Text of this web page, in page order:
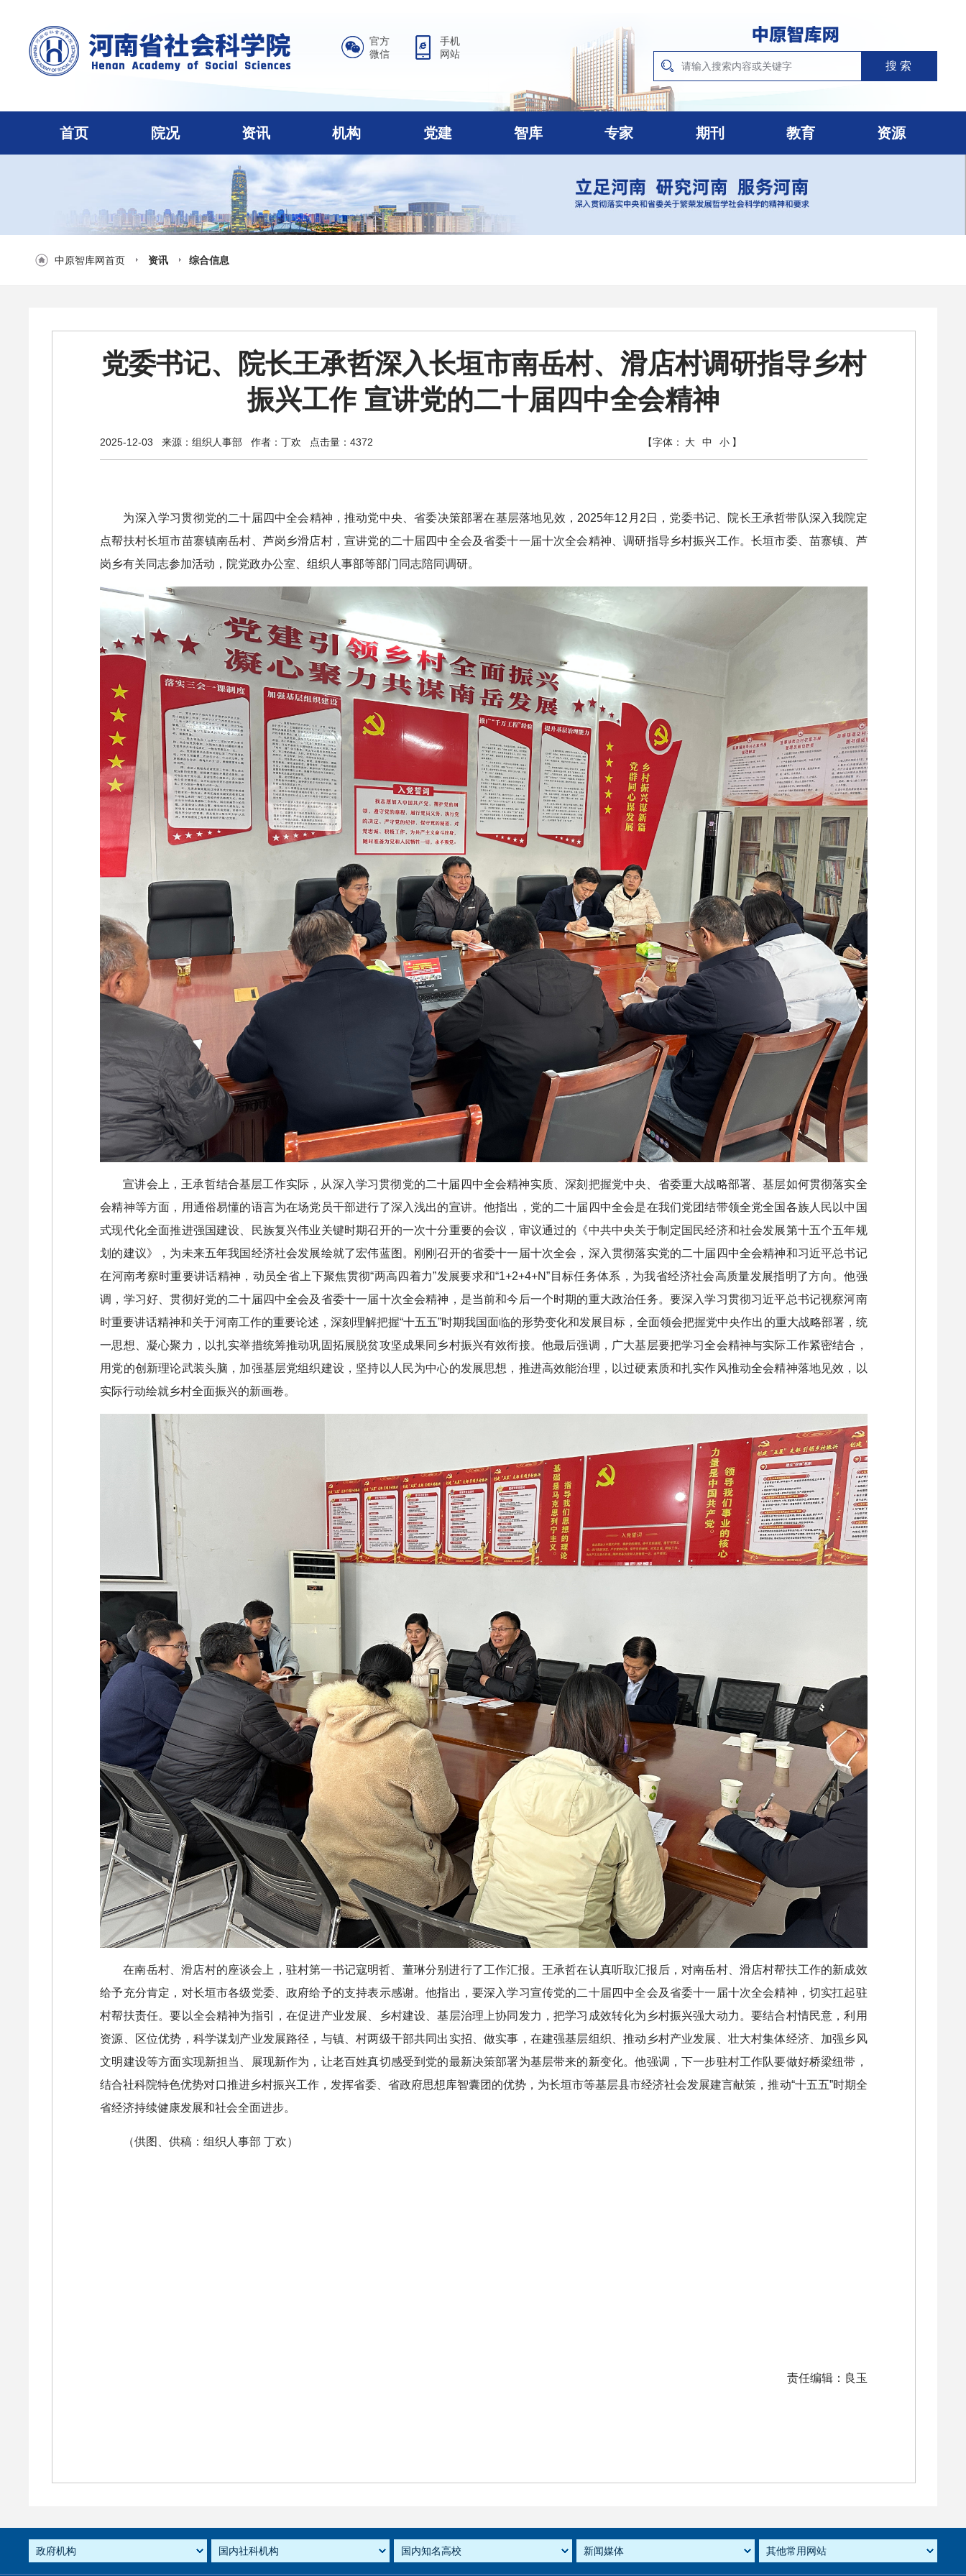
官方
微信
手机
网站
首页 院况 资讯 机构 党建 智库 专家 期刊 教育 资源
中原智库网首页 资讯 综合信息
党委书记、院长王承哲深入长垣市南岳村、滑店村调研指导乡村
振兴工作 宣讲党的二十届四中全会精神
2025-12-03 来源：组织人事部 作者：丁欢 点击量：4372 【字体： 大 中 小 】
为深入学习贯彻党的二十届四中全会精神，推动党中央、省委决策部署在基层落地见效，2025年12月2日，党委书记、院长王承哲带队深入我院定
点帮扶村长垣市苗寨镇南岳村、芦岗乡滑店村，宣讲党的二十届四中全会及省委十一届十次全会精神、调研指导乡村振兴工作。长垣市委、苗寨镇、芦
岗乡有关同志参加活动，院党政办公室、组织人事部等部门同志陪同调研。
宣讲会上，王承哲结合基层工作实际，从深入学习贯彻党的二十届四中全会精神实质、深刻把握党中央、省委重大战略部署、基层如何贯彻落实全
会精神等方面，用通俗易懂的语言为在场党员干部进行了深入浅出的宣讲。他指出，党的二十届四中全会是在我们党团结带领全党全国各族人民以中国
式现代化全面推进强国建设、民族复兴伟业关键时期召开的一次十分重要的会议，审议通过的《中共中央关于制定国民经济和社会发展第十五个五年规
划的建议》，为未来五年我国经济社会发展绘就了宏伟蓝图。刚刚召开的省委十一届十次全会，深入贯彻落实党的二十届四中全会精神和习近平总书记
在河南考察时重要讲话精神，动员全省上下聚焦贯彻“两高四着力”发展要求和“1+2+4+N”目标任务体系，为我省经济社会高质量发展指明了方向。他强
调，学习好、贯彻好党的二十届四中全会及省委十一届十次全会精神，是当前和今后一个时期的重大政治任务。要深入学习贯彻习近平总书记视察河南
时重要讲话精神和关于河南工作的重要论述，深刻理解把握“十五五”时期我国面临的形势变化和发展目标，全面领会把握党中央作出的重大战略部署，统
一思想、凝心聚力，以扎实举措统筹推动巩固拓展脱贫攻坚成果同乡村振兴有效衔接。他最后强调，广大基层要把学习全会精神与实际工作紧密结合，
用党的创新理论武装头脑，加强基层党组织建设，坚持以人民为中心的发展思想，推进高效能治理，以过硬素质和扎实作风推动全会精神落地见效，以
实际行动绘就乡村全面振兴的新画卷。
在南岳村、滑店村的座谈会上，驻村第一书记寇明哲、董琳分别进行了工作汇报。王承哲在认真听取汇报后，对南岳村、滑店村帮扶工作的新成效
给予充分肯定，对长垣市各级党委、政府给予的支持表示感谢。他指出，要深入学习宣传党的二十届四中全会及省委十一届十次全会精神，切实扛起驻
村帮扶责任。要以全会精神为指引，在促进产业发展、乡村建设、基层治理上协同发力，把学习成效转化为乡村振兴强大动力。要结合村情民意，利用
资源、区位优势，科学谋划产业发展路径，与镇、村两级干部共同出实招、做实事，在建强基层组织、推动乡村产业发展、壮大村集体经济、加强乡风
文明建设等方面实现新担当、展现新作为，让老百姓真切感受到党的最新决策部署为基层带来的新变化。他强调，下一步驻村工作队要做好桥梁纽带，
结合社科院特色优势对口推进乡村振兴工作，发挥省委、省政府思想库智囊团的优势，为长垣市等基层县市经济社会发展建言献策，推动“十五五”时期全
省经济持续健康发展和社会全面进步。
（供图、供稿：组织人事部 丁欢）
责任编辑：良玉